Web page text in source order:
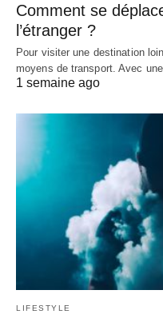
Comment se
l’étranger ?
Pour visiter une destination
moyens de transport. Avec
1 semaine ago
LIFESTYLE